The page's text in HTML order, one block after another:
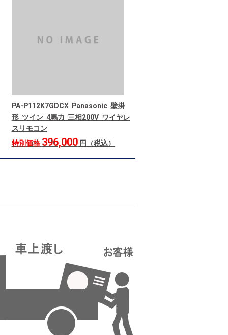
PA-P112K7GDCX Panasonic 壁掛
形 ツイン 4馬力 三相200V ワイヤレ
スリモコン
特別価格 396,000円（税込）